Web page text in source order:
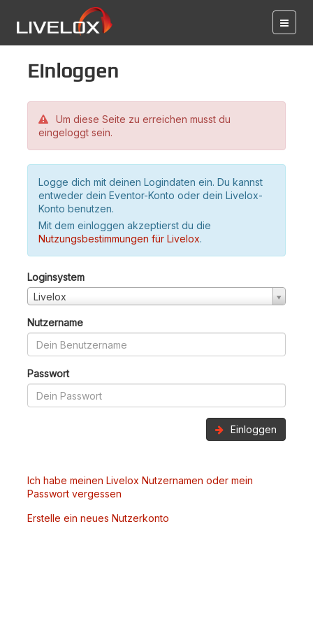
Einloggen
Um diese Seite zu erreichen musst du
eingeloggt sein.
Logge dich mit deinen Logindaten ein. Du kannst
entweder dein Eventor-Konto oder dein Livelox-
Konto benutzen.
Mit dem einloggen akzeptierst du die
Nutzungsbestimmungen für Livelox.
Loginsystem
Livelox
Nutzername
Passwort
Einloggen
Ich habe meinen Livelox Nutzernamen oder mein
Passwort vergessen
Erstelle ein neues Nutzerkonto